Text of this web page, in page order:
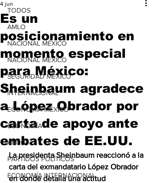
TODOS
AMLO
NACIONAL MÉXICO
NACIONAL MÉXICO
SEGURIDAD MÉXICO
INTERNACIONAL
ECONOMÍA MÉXICO
ECONOMÍA
AMLO
PARTIDOS POLÍTICOS
ECONOMÍA INTERNACIONAL
Es un
posicionamiento en
momento especial
para México:
Sheinbaum agradece
a López Obrador por
carta de apoyo ante
embates de EE.UU.
4 jun
La presidenta Sheinbaum reaccionó a la
carta del exmandatario López Obrador
en donde detalla una actitud